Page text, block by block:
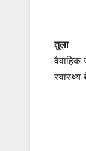
तुला
वैवाहिक
स्वास्थ्य